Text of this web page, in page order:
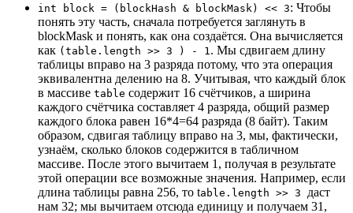
int block = (blockHash & blockMask) << 3: Чтобы
понять эту часть, сначала потребуется заглянуть в
blockMask и понять, как она создаётся. Она вычисляется
как (table.length >> 3 ) - 1. Мы сдвигаем длину
таблицы вправо на 3 разряда потому, что эта операция
эквивалентна делению на 8. Учитывая, что каждый блок
в массиве table содержит 16 счётчиков, а ширина
каждого счётчика составляет 4 разряда, общий размер
каждого блока равен 16*4=64 разряда (8 байт). Таким
образом, сдвигая таблицу вправо на 3, мы, фактически,
узнаём, сколько блоков содержится в табличном
массиве. После этого вычитаем 1, получая в результате
этой операции все возможные значения. Например, если
длина таблицы равна 256, то table.length >> 3 даст
нам 32; мы вычитаем отсюда единицу и получаем 31,